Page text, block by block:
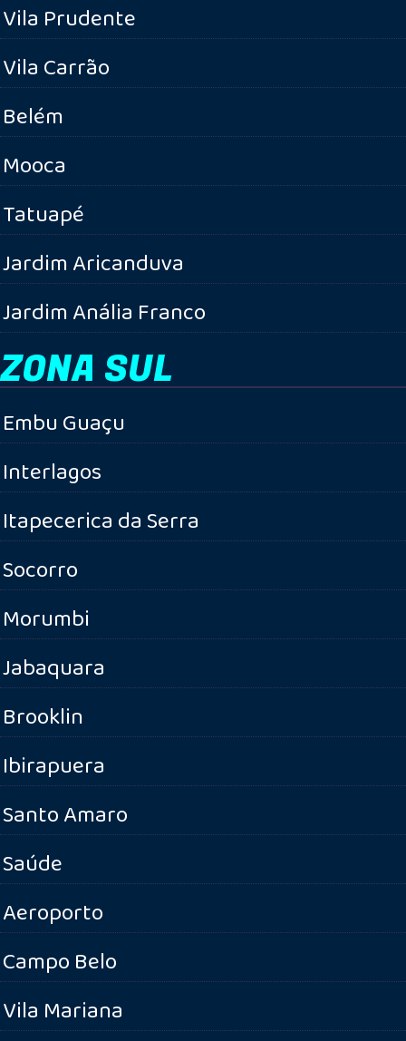
Vila Prudente
Vila Carrão
Belém
Mooca
Tatuapé
Jardim Aricanduva
Jardim Anália Franco
ZONA SUL
Embu Guaçu
Interlagos
Itapecerica da Serra
Socorro
Morumbi
Jabaquara
Brooklin
Ibirapuera
Santo Amaro
Saúde
Aeroporto
Campo Belo
Vila Mariana